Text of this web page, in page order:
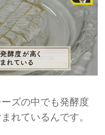
ズの中でも発酵度
れているんです。